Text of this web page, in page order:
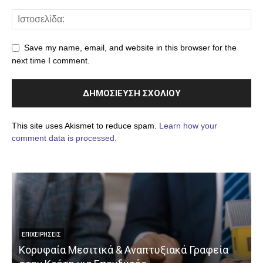
Save my name, email, and website in this browser for the
next time I comment.
This site uses Akismet to reduce spam. Learn how your
comment data is processed.
ΕΠΙΧΕΙΡΉΣΕΙΣ
Κορυφαία Μεσιτικά & Αναπτυξιακά Γραφεία